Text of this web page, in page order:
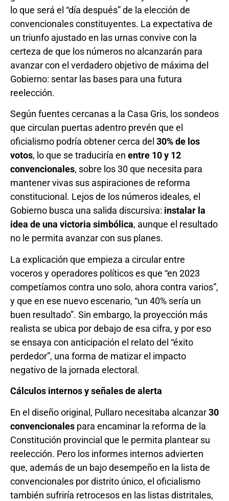
lo que será el “día después” de la elección de
convencionales constituyentes. La expectativa de
un triunfo ajustado en las urnas convive con la
certeza de que los números no alcanzarán para
avanzar con el verdadero objetivo de máxima del
Gobierno: sentar las bases para una futura
reelección.
Según fuentes cercanas a la Casa Gris, los sondeos
que circulan puertas adentro prevén que el
oficialismo podría obtener cerca del 30% de los
votos, lo que se traduciría en entre 10 y 12
convencionales, sobre los 30 que necesita para
mantener vivas sus aspiraciones de reforma
constitucional. Lejos de los números ideales, el
Gobierno busca una salida discursiva: instalar la
idea de una victoria simbólica, aunque el resultado
no le permita avanzar con sus planes.
La explicación que empieza a circular entre
voceros y operadores políticos es que “en 2023
competíamos contra uno solo, ahora contra varios”,
y que en ese nuevo escenario, “un 40% sería un
buen resultado”. Sin embargo, la proyección más
realista se ubica por debajo de esa cifra, y por eso
se ensaya con anticipación el relato del “éxito
perdedor”, una forma de matizar el impacto
negativo de la jornada electoral.
Cálculos internos y señales de alerta
En el diseño original, Pullaro necesitaba alcanzar30
convencionales para encaminar la reforma de la
Constitución provincial que le permita plantear su
reelección. Pero los informes internos advierten
que, además de un bajo desempeño en la lista de
convencionales por distrito único, el oficialismo
también sufriría retrocesos en las listas distritales,